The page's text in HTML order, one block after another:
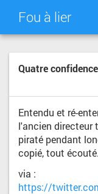
Fou à lier
NUAGE DE
Quatre
Entendu et ré-
l'ancien directeur
piraté pendant
copié, tout
via :
https://